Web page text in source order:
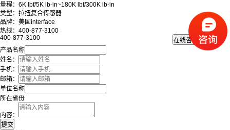
量程：6K lbf/5K lb-in~180K lbf/300K lb-in
类型：拉扭复合传感器
品牌：美国interface
热线：400-877-3100
400-877-3100
产品名称
姓名：
手机：
邮箱：
单位名称
所在省份
内容：